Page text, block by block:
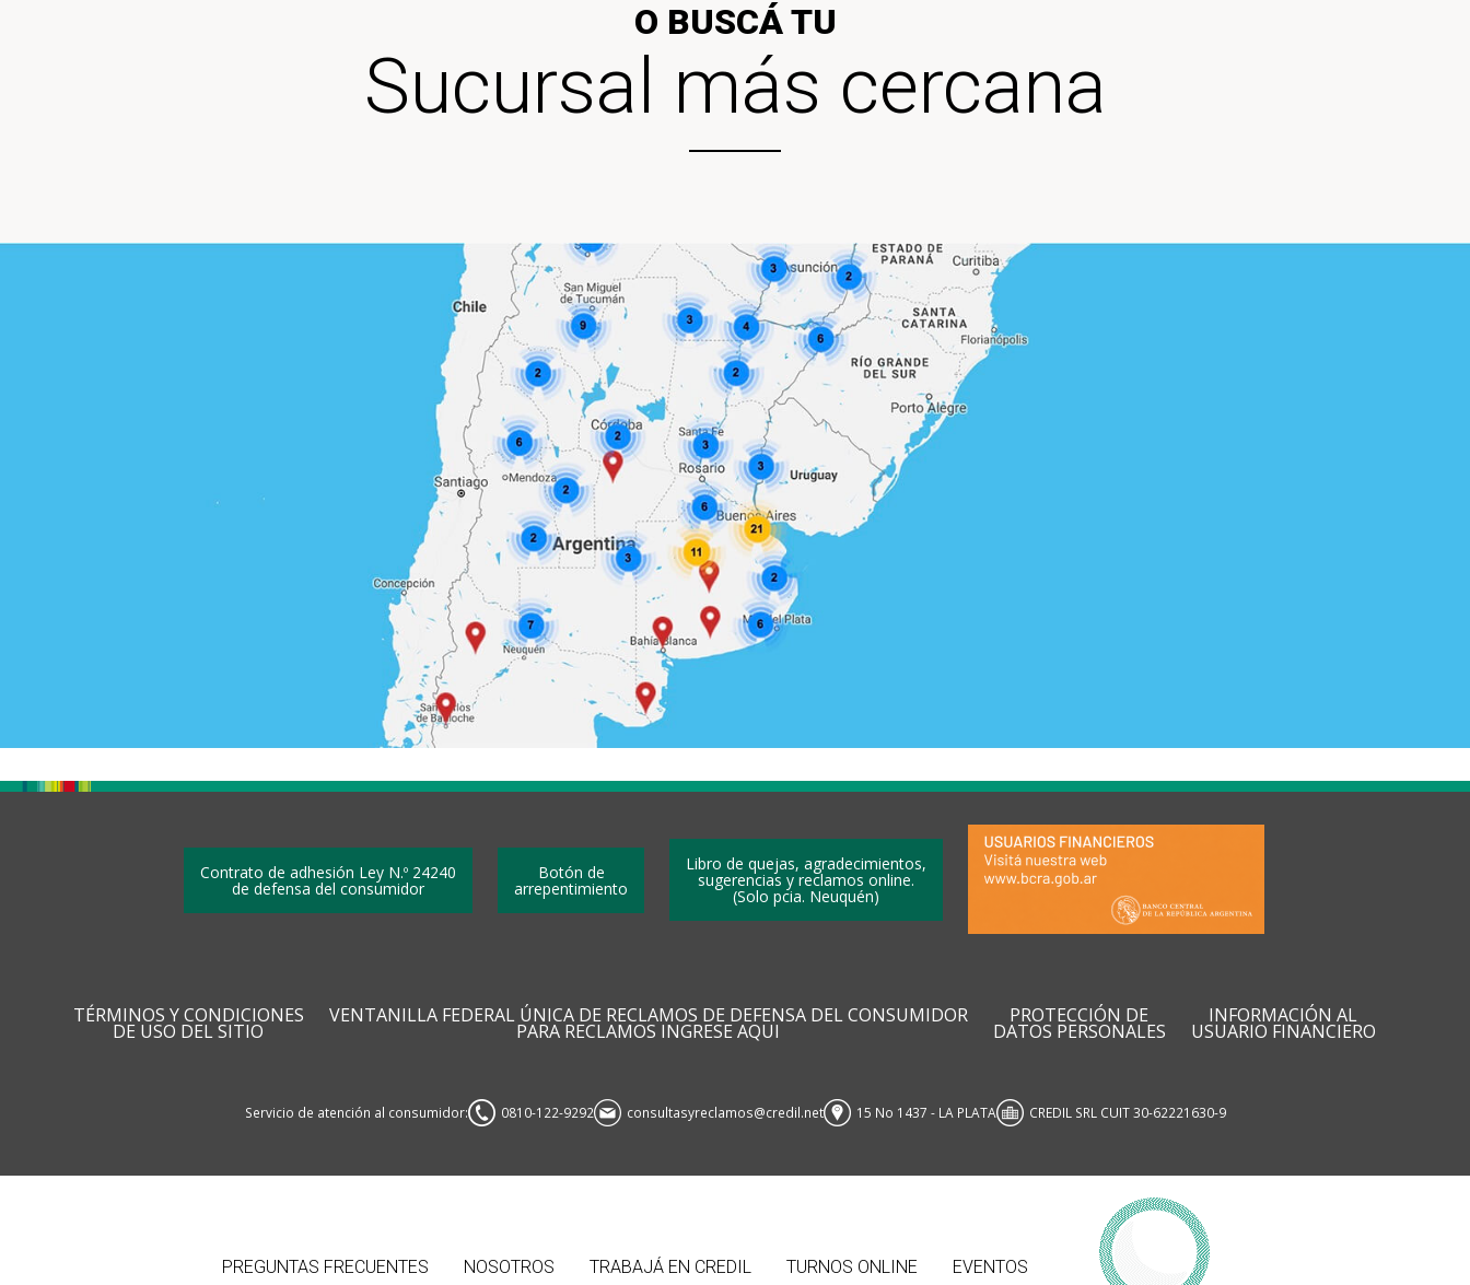
O BUSCÁ TU
Sucursal más cercana
Contrato de adhesión Ley N.º 24240
de defensa del consumidor
Botón de
arrepentimiento
Libro de quejas, agradecimientos,
sugerencias y reclamos online.
(Solo pcia. Neuquén)
TÉRMINOS Y CONDICIONES
DE USO DEL SITIO
VENTANILLA FEDERAL ÚNICA DE RECLAMOS DE DEFENSA DEL CONSUMIDOR
PARA RECLAMOS INGRESE AQUI
PROTECCIÓN DE
DATOS PERSONALES
INFORMACIÓN AL
USUARIO FINANCIERO
Servicio de atención al consumidor: 0810-122-9292 consultasyreclamos@credil.net 15 No 1437 - LA PLATA CREDIL SRL CUIT 30-62221630-9
PREGUNTAS FRECUENTES NOSOTROS TRABAJÁ EN CREDIL TURNOS ONLINE EVENTOS